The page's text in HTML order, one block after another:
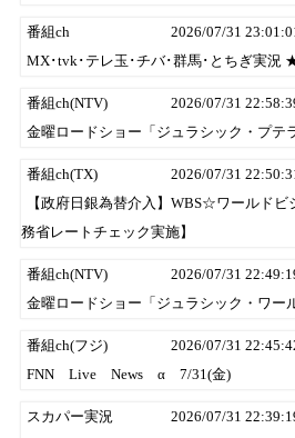
番組ch
2026/07/31
MX･tvk･テレ玉･チバ･群馬･とちぎ実況
番組ch(NTV)
2026/07/31
金曜ロードショー「ジュラシック・プ
番組ch(TX)
2026/07/31
【政府日銀為替介入】WBS☆ワールド
務省レートチェック実施】
番組ch(NTV)
2026/07/31
金曜ロードショー「ジュラシック・ワ
番組ch(フジ)
2026/07/31
FNN Live News α 7/31(金)
スカパー実況
2026/07/31